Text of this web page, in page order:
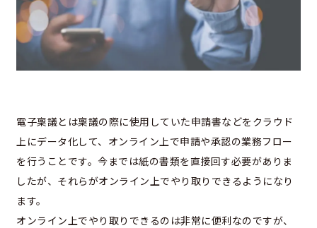
電子稟議とは稟議の際に使用していた申請書などをクラウド
上にデータ化して、オンライン上で申請や承認の業務フロー
を行うことです。今までは紙の書類を直接回す必要がありま
したが、それらがオンライン上でやり取りできるようになり
ます。
オンライン上でやり取りできるのは非常に便利なのですが、